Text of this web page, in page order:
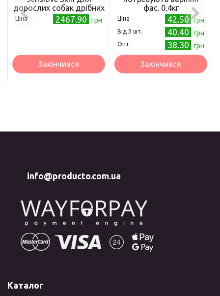
дорослих собак дрібних
порід з чутливою
шкірою, з лососем 7 кг
Ціна 2467.90 грн
Закінчився
фас. 0,4кг
Ціна 42.50 грн
Від 3 шт. 40.40 грн
Опт 38.30 грн
Закінчився
info@producto.com.ua
Каталог